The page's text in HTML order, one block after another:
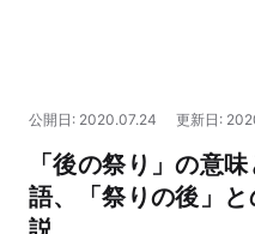
マネー
公開日: 2020.07.24 更新日:
「後の祭り」の意
語、「祭りの後」